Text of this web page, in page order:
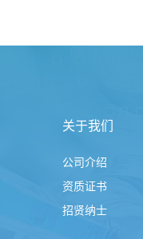
关于我们
公司介绍
资质证书
招贤纳士